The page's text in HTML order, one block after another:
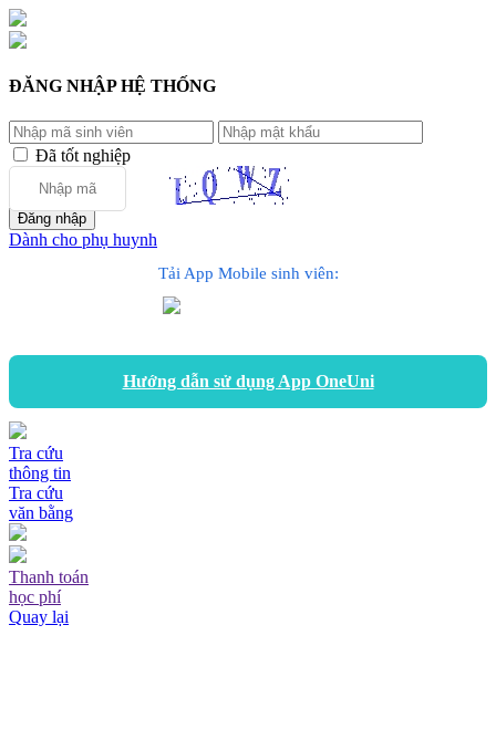
ĐĂNG NHẬP HỆ THỐNG
Đã tốt nghiệp
Dành cho phụ huynh
Tải App Mobile sinh viên:
Hướng dẫn sử dụng App OneUni
Tra cứu
thông tin
Tra cứu
văn bằng
Thanh toán
học phí
Quay lại